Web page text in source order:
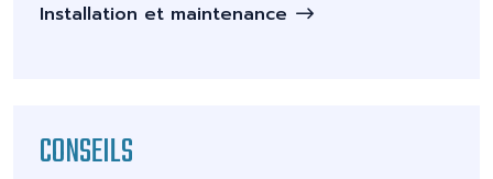
Installation et maintenance
CONSEILS